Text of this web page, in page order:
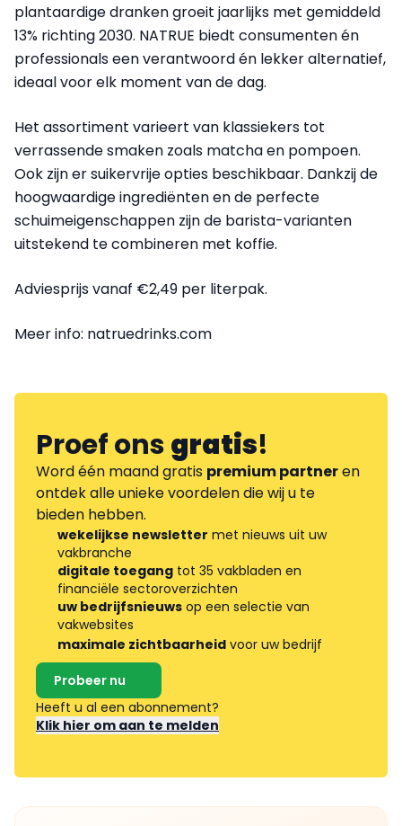
plantaardige dranken groeit jaarlijks met gemiddeld
13% richting 2030. NATRUE biedt consumenten én
professionals een verantwoord én lekker alternatief,
ideaal voor elk moment van de dag.
Het assortiment varieert van klassiekers tot
verrassende smaken zoals matcha en pompoen.
Ook zijn er suikervrije opties beschikbaar. Dankzij de
hoogwaardige ingrediënten en de perfecte
schuimeigenschappen zijn de barista-varianten
uitstekend te combineren met koffie.
Adviesprijs vanaf €2,49 per literpak.
Meer info: natruedrinks.com
Proef onsgratis!
Word één maand gratis premium partneren
ontdek alle unieke voordelen die wij u te
bieden hebben.
wekelijkse newsletter met nieuws uit uw
vakbranche
digitale toegang tot 35 vakbladen en
financiële sectoroverzichten
uw bedrijfsnieuws op een selectie van
vakwebsites
maximale zichtbaarheid voor uw bedrijf
Probeer nu
Heeft u al een abonnement?
Klik hier om aan te melden